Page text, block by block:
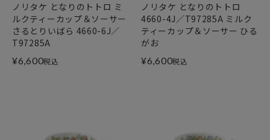
ノリタケ となりのトトロ ミ
ルクティーカップ＆ソーサー
さるとりいばら 4660-6J／
T97285A
¥6,600税込
ノリタケ となりのトトロ
4660-4J／T97285A ミルク
ティーカップ＆ソーサー ひる
がお
¥6,600税込